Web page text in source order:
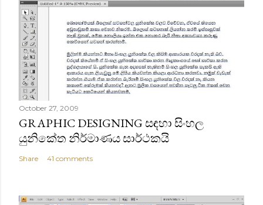
October 27, 2009
GRAPHIC DESIGNING සඳහා සිංහල
යුනිකේත නිර්මාණය සාර්ථකයි
Share 41 comments